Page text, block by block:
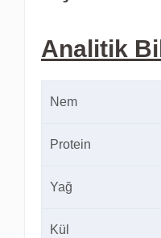
Analitik
Nem
Protein
Yağ
Kül